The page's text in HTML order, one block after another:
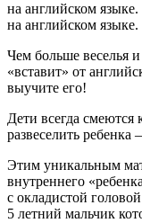
на английском
на английском языке.
Чем больше веселья
«вставит» от
выучите его!
Дети всегда смеются
развеселить
Этим уникальным
внутреннего
с окладистой
5 летний мальчик